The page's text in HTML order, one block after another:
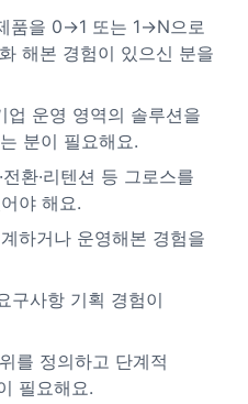
품을 0→1 또는 1→N으로
해본 경험이 있으신 분을
업 운영 영역의 솔루션을
분이 필요해요.
환·리텐션 등 그로스를
야 해요.
하거나 운영해본 경험을
구사항 기획 경험이
를 정의하고 단계적
필요해요.